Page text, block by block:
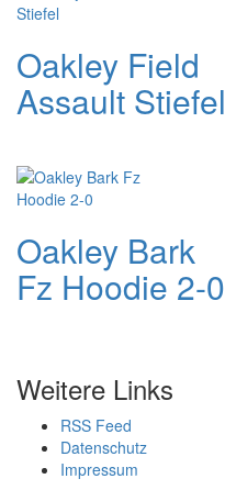
Oakley Field
Assault Stiefel
Oakley Bark
Fz Hoodie 2-0
Weitere Links
RSS Feed
Datenschutz
Impressum